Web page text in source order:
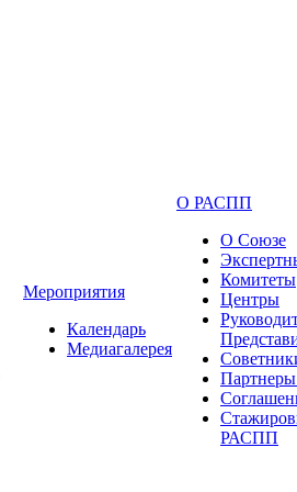
Мероприятия
Календарь
Медиагалерея
О РАСПП
О Союзе
Комитеты
Центры
РАСПП